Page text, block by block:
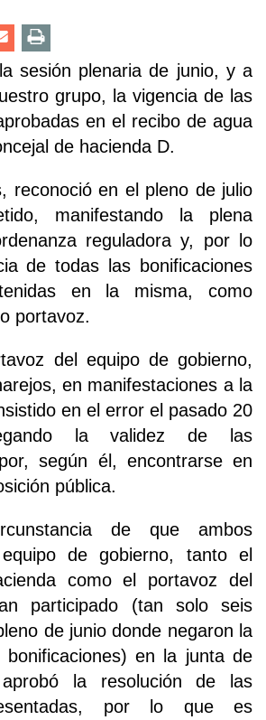
sesión plenaria de junio, y a
grupo, la vigencia de las
en el recibo de agua
de hacienda D.
reconoció en el pleno de julio
manifestando la plena
reguladora y, por lo
de todas las bonificaciones
en la misma, como
portavoz.
del equipo de gobierno,
en manifestaciones a la
en el error el pasado 20
la validez de las
según él, encontrarse en
pública.
de que ambos
de gobierno, tanto el
como el portavoz del
participado (tan solo seis
de junio donde negaron la
bonificaciones) en la junta de
la resolución de las
por lo que es